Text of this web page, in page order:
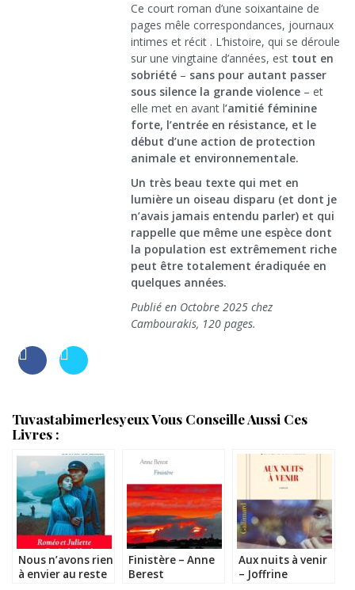
Ce court roman d’une soixantaine de
pages mêle correspondances, journaux
intimes et récit . L’histoire, qui se déroule
sur une vingtaine d’années, est tout en
sobriété – sans pour autant passer
sous silence la grande violence – et
elle met en avant l’amitié féminine
forte, l’entrée en résistance, et le
début d’une action de protection
animale et environnementale.
Un très beau texte qui met en
lumière un oiseau disparu (et dont je
n’avais jamais entendu parler) et qui
rappelle que même une espèce dont
la population est extrêmement riche
peut être totalement éradiquée en
quelques années.
Publié en Octobre 2025 chez
Cambourakis, 120 pages.
Tuvastabimerlesyeux Vous Conseille Aussi Ces
Livres :
Nous n’avons rien
à envier au reste
Finistère – Anne
Berest
Aux nuits à venir
– Joffrine